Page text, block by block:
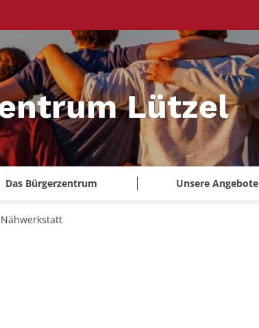
Lützel
Das Bürgerzentrum Unsere Angebote
Nähwerkstatt